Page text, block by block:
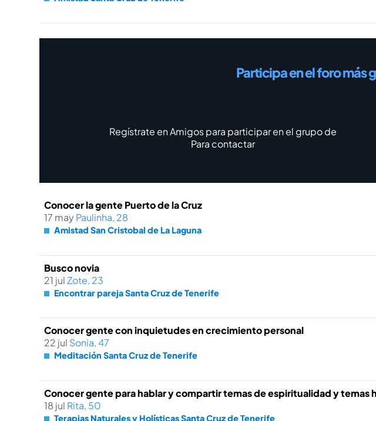
Participa en el foro más
Regístrate en Amigos para participar en el grupo de
Para contactar
Conocer la gente Puerto de la Cruz
17 mayPaulinha, 28
Amistad San Cristobal de La Laguna
Busco novia
21 julZote, 23
Encontrar pareja Santa Cruz de Tenerife
Conocer gente con inquietudes en crecimiento personal
22 jul Sonia, 47
Meditación Santa Cruz de Tenerife
Conocer gente para hablar y compartir temas de espiritualidad y temas
18 jul Rita, 50
Terapias Naturales y Holísticas Santa Cruz de Tenerife